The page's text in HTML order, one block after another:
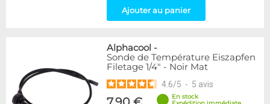
Ajouter au panier
Alphacool -
Sonde de Température Eiszapfen
Filetage 1/4" - Noir Mat
4.6/5 - 5 avis
En stock